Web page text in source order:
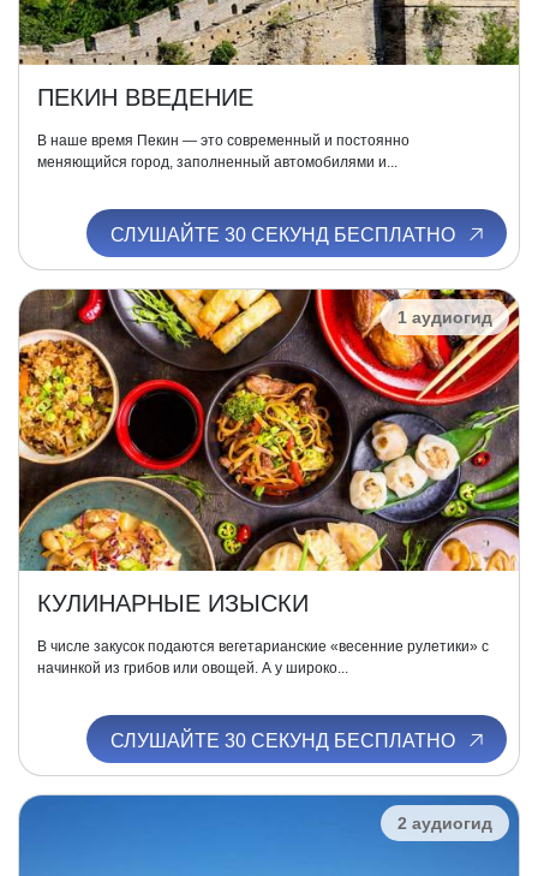
ПЕКИН ВВЕДЕНИЕ
В наше время Пекин — это современный и постоянно
меняющийся город, заполненный автомобилями и...
СЛУШАЙТЕ 30 СЕКУНД БЕСПЛАТНО
1 аудиогид
КУЛИНАРНЫЕ ИЗЫСКИ
В числе закусок подаются вегетарианские «весенние рулетики» с
начинкой из грибов или овощей. А у широко...
СЛУШАЙТЕ 30 СЕКУНД БЕСПЛАТНО
2 аудиогид